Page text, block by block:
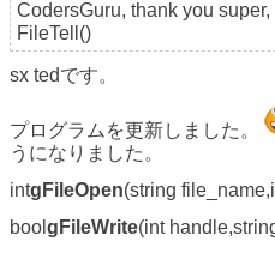
CodersGuru, thank you
FileTell()
sx tedです。
プログラムを更新しました。
うになりました。
intgFileOpen(string
bool gFileWrite(int